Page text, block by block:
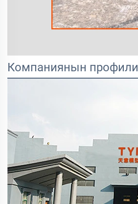
Компаниянын профили